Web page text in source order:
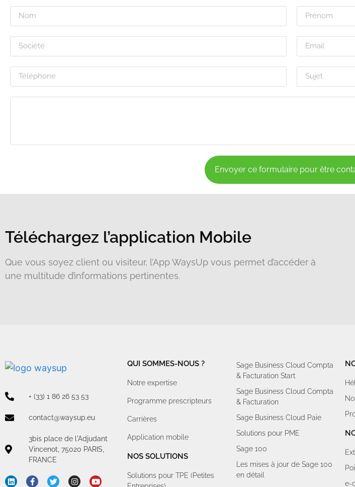
Envoyer ce formulaire pour être
Téléchargez l’application Mobile
Que vous soyez client ou visiteur, l’App WaysUp vous permet d’accéder à
une multitude d’informations pertinentes.
+ (33) 1 86 26 53 53
contact@waysup.eu
3bis place de l'Adjudant
Vincenot, 75020 PARIS,
FRANCE
QUI SOMMES-NOUS ?
Notre expertise
Programme prescripteurs
Carrières
Application mobile
NOS SOLUTIONS
Solutions pour TPE (Petites
Sage Business Cloud Compta
& Facturation Start
Sage Business Cloud Compta
& Facturation
Sage Business Cloud Paie
Solutions pour PME
Sage 100
Les mises à jour de Sage 100
en détail
e-